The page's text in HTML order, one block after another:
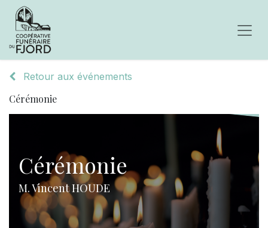
Retour aux événements
Cérémonie
Cérémonie
M. Vincent HOUDE